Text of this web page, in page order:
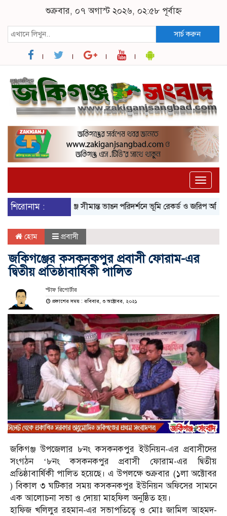
শুক্রবার, ০৭ অগাস্ট ২০২৬, ০২:৫৮ পূর্বাহ্ন
সার্চ করুন
Toggle
শিরোনাম :জকিগঞ্জে সীমান্ত ভাঙন পরিদর্শনে ভূমি রেকর্ড ও জরিপ
হোম প্রবাসী
জকিগঞ্জের কসকনকপুর প্রবাসী ফোরাম-এর
দ্বিতীয় প্রতিষ্ঠাবার্ষিকী পালিত
স্টাফ রিপোর্টার
প্রকাশের সময় : রবিবার, ৩ অক্টোবর, ২০২১
জকিগঞ্জ উপজেলার ৮নং কসকনকপুর ইউনিয়ন-এর প্রবাসীদের
সংগঠন ‘৮নং কসকনকপুর প্রবাসী ফোরাম-এর দ্বিতীয়
প্রতিষ্ঠাবার্ষিকী পালিত হয়েছে। এ উপলক্ষে শুক্রবার (১লা অক্টোবর
) বিকাল ৩ ঘটিকার সময় কসকনকপুর ইউনিয়ন অফিসের সামনে
এক আলোচনা সভা ও দোয়া মাহফিল অনুষ্ঠিত হয়।
হাফিজ খলিলুর রহমান-এর সভাপতিত্বে ও মোঃ জামিল আহমদ-